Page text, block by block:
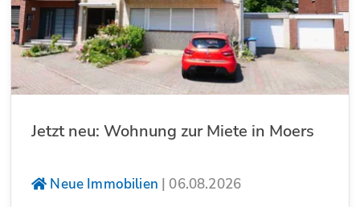
Jetzt neu: Wohnung zur Miete in Moers
Neue Immobilien | 06.08.2026